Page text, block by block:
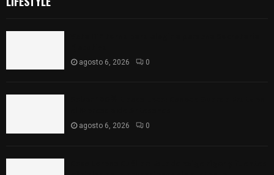
agosto 6, 2026 0
agosto 6, 2026 0